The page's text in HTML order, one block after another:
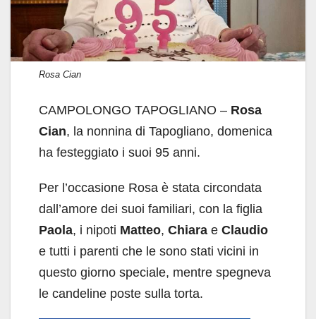
Rosa Cian
CAMPOLONGO TAPOGLIANO – Rosa
Cian, la nonnina di Tapogliano, domenica
ha festeggiato i suoi 95 anni.
Per l’occasione Rosa è stata circondata
dall’amore dei suoi familiari, con la figlia
Paola, i nipoti Matteo, Chiara e Claudio
e tutti i parenti che le sono stati vicini in
questo giorno speciale, mentre spegneva
le candeline poste sulla torta.